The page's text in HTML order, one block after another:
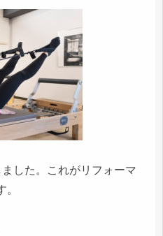
した。これがリフォーマ